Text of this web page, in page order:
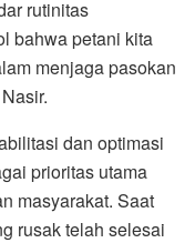
rutinitas
bahwa petani kita
menjaga pasokan
dan optimasi
prioritas utama
masyarakat. Saat
rusak telah selesai